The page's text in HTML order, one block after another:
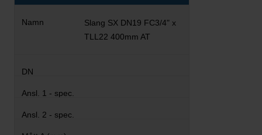
Slang SX DN19 FC3/4" x
TLL22 400mm AT